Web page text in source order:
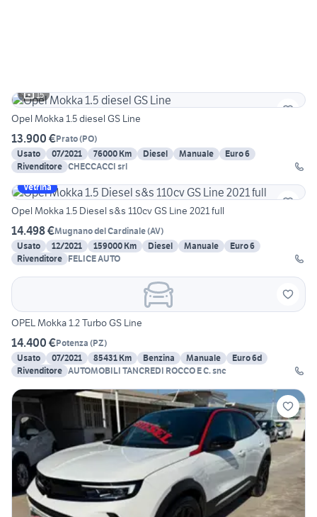
15
Opel Mokka 1.5 diesel GS Line
13.900 €Prato(PO)
Usato
07/2021 76000 Km Diesel Manuale
Euro 6
Rivenditore CHECCACCI srl
Vetrina
Opel Mokka 1.5 Diesel s&s 110cv GS Line 2021 full
14.498 €Mugnano del Cardinale(AV)
Usato
12/2021 159000 Km Diesel Manuale
Euro 6
Rivenditore FELICE AUTO
OPEL Mokka 1.2 Turbo GS Line
14.400 €Potenza (PZ)
Usato
07/2021 85431 Km Benzina Manuale
Euro 6d
Rivenditore AUTOMOBILI TANCREDI ROCCO E C. snc